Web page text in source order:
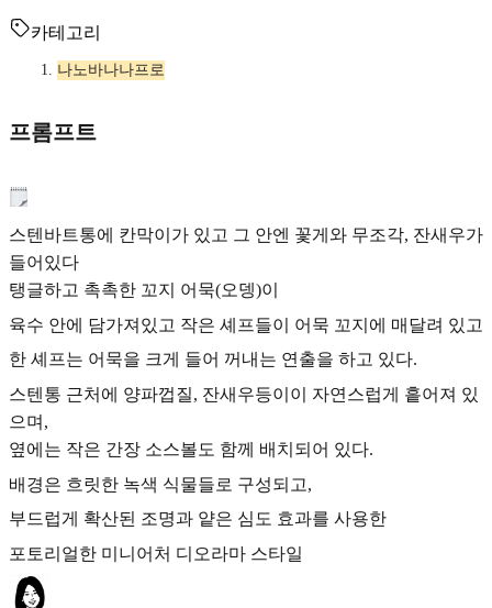
카테고리
나노바나나프로
프롬프트
스텐바트통에 칸막이가 있고 그 안엔 꽃게와 무조각, 잔새우가
들어있다
탱글하고 촉촉한 꼬지 어묵(오뎅)이
육수 안에 담가져있고 작은 셰프들이 어묵 꼬지에 매달려 있고
한 셰프는 어묵을 크게 들어 꺼내는 연출을 하고 있다.
스텐통 근처에 양파껍질, 잔새우등이이 자연스럽게 흩어져 있
으며,
옆에는 작은 간장 소스볼도 함께 배치되어 있다.
배경은 흐릿한 녹색 식물들로 구성되고,
부드럽게 확산된 조명과 얕은 심도 효과를 사용한
포토리얼한 미니어처 디오라마 스타일